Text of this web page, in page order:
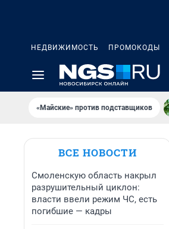
НЕДВИЖИМОСТЬ ПРОМОКОДЫ
«Майские» против подставщиков
ВСЕ НОВОСТИ
Смоленскую область накрыл
разрушительный циклон:
власти ввели режим ЧС, есть
погибшие — кадры